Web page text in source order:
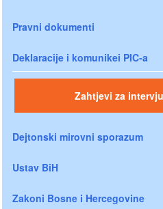
Pravni dokumenti
Deklaracije i komunikei PIC-a
Zahtjevi za
Dejtonski mirovni sporazum
Ustav BiH
Zakoni Bosne i Hercegovine